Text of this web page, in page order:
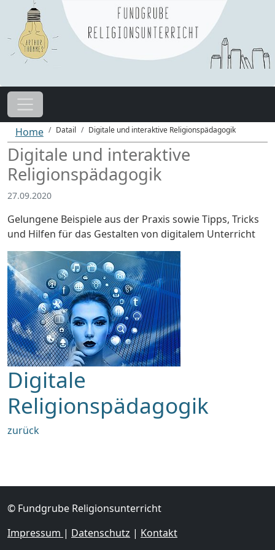
Home Datail Digitale und interaktive Religionspädagogik
Digitale und interaktive
Religionspädagogik
27.09.2020
Gelungene Beispiele aus der Praxis sowie Tipps, Tricks
und Hilfen für das Gestalten von digitalem Unterricht
Digitale
Religionspädagogik
zurück
© Fundgrube Religionsunterricht
Impressum | Datenschutz | Kontakt